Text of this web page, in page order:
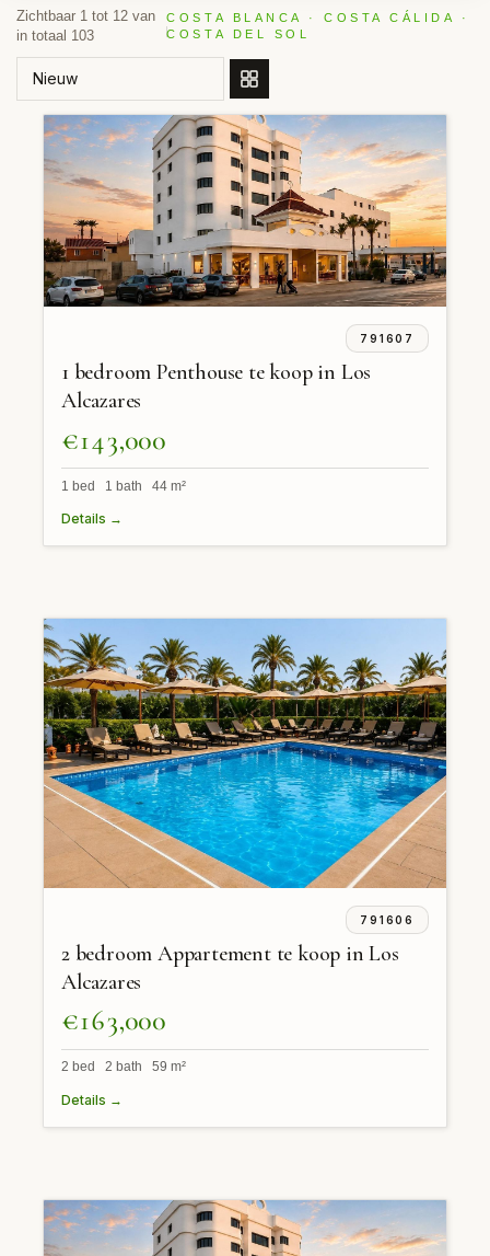
Zichtbaar 1 tot 12 van
in totaal 103
COSTA BLANCA · COSTA CÁLIDA ·
COSTA DEL SOL
SORTEER OP
791607
1 bedroom Penthouse te koop in Los
Alcazares
€143,000
1 bed 1 bath 44 m²
Details →
791606
2 bedroom Appartement te koop in Los
Alcazares
€163,000
2 bed 2 bath 59 m²
Details →